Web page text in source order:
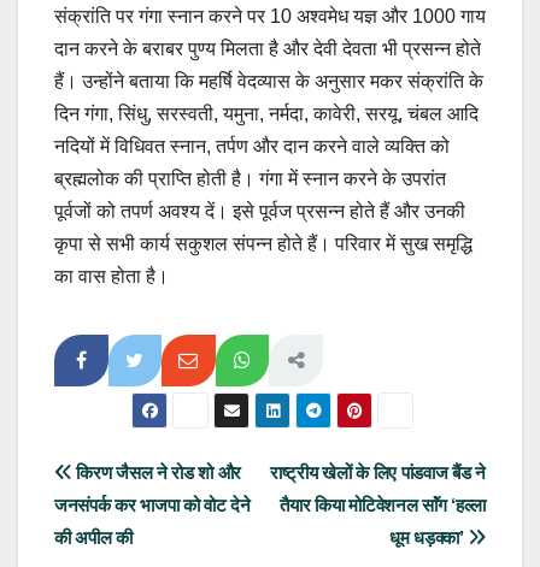
संक्रांति पर गंगा स्नान करने पर 10 अश्वमेध यज्ञ और 1000 गाय
दान करने के बराबर पुण्य मिलता है और देवी देवता भी प्रसन्न होते
हैं। उन्होंने बताया कि महर्षि वेदव्यास के अनुसार मकर संक्रांति के
दिन गंगा, सिंधु, सरस्वती, यमुना, नर्मदा, कावेरी, सरयू, चंबल आदि
नदियों में विधिवत स्नान, तर्पण और दान करने वाले व्यक्ति को
ब्रह्मलोक की प्राप्ति होती है। गंगा में स्नान करने के उपरांत
पूर्वजों को तपर्ण अवश्य दें। इसे पूर्वज प्रसन्न होते हैं और उनकी
कृपा से सभी कार्य सकुशल संपन्न होते हैं। परिवार में सुख समृद्धि
का वास होता है।
Post
navigation
राष्ट्रीय खेलों के लिए पांडवाज बैंड ने
तैयार किया मोटिवेशनल साॅंग ‘हल्ला
धूम धड़क्का’
किरण जैसल ने रोड शो और
जनसंपर्क कर भाजपा को वोट देने
की अपील की